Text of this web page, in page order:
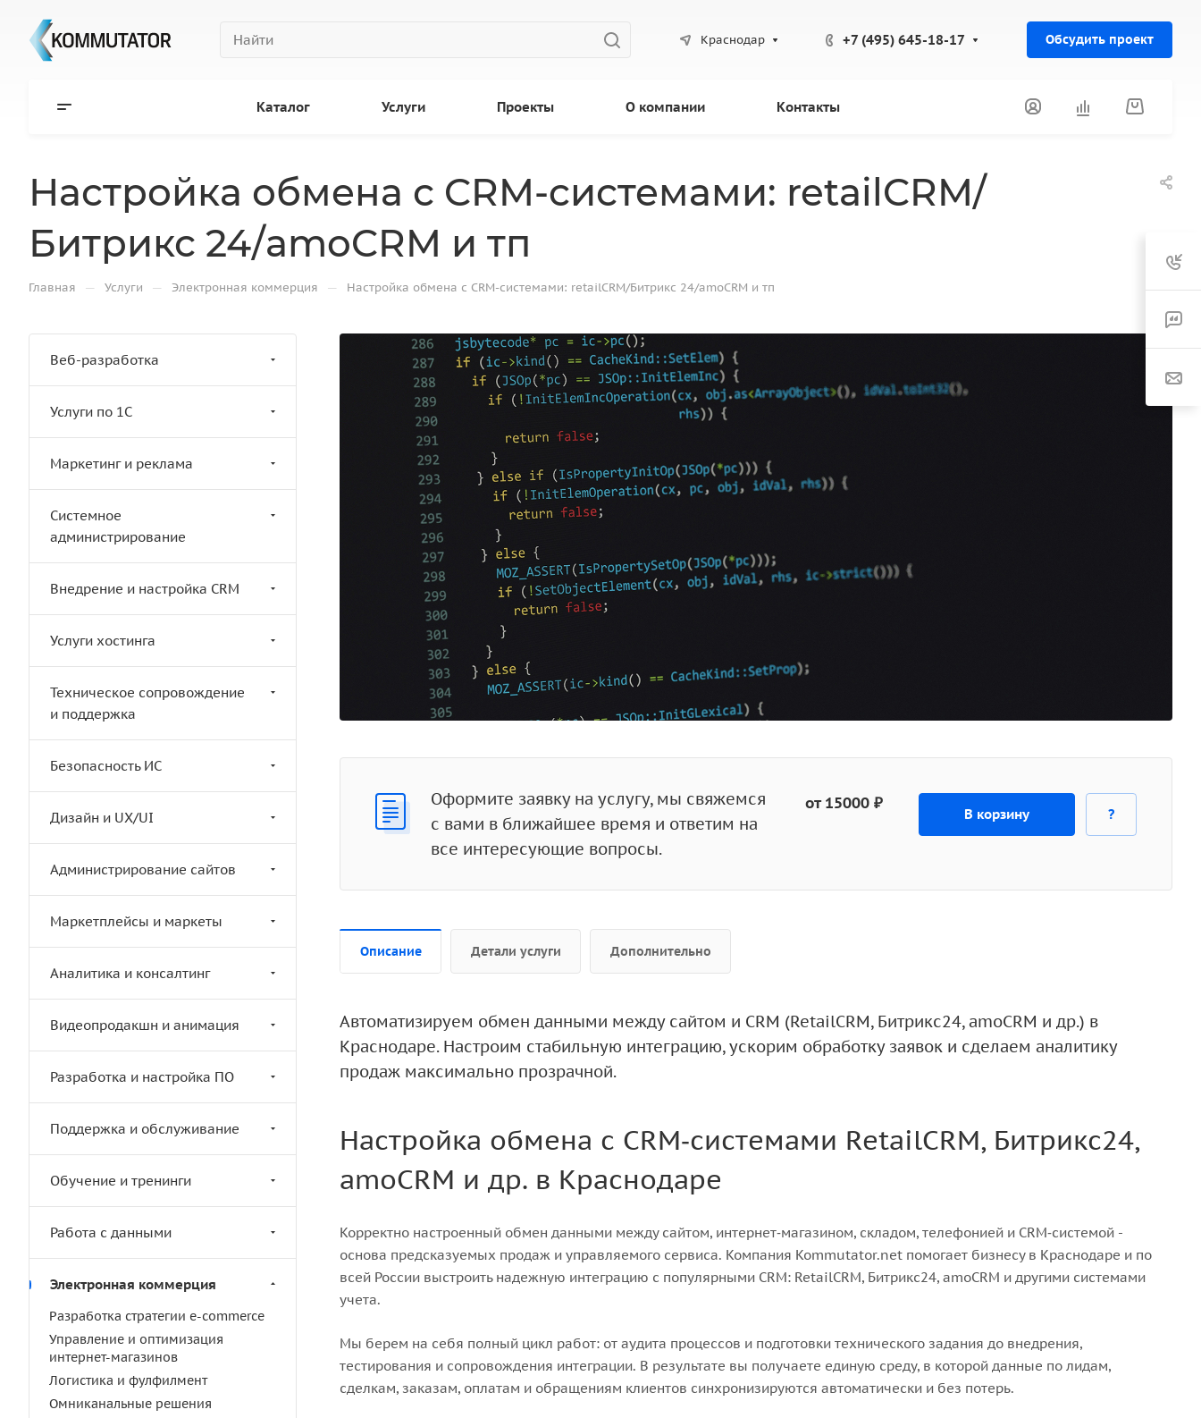
Краснодар +7 (495) 645-18-17 Обсудить проект
Каталог Услуги Проекты О компании Контакты
Настройка обмена с CRM-cистемами: retailCRM/
Битрикс 24/amoCRM и тп
Главная — Услуги — Электронная коммерция — Настройка обмена с CRM-cистемами: retailCRM/Битрикс 24/amoCRM и тп
Оформите заявку на услугу, мы свяжемся
с вами в ближайшее время и ответим на
все интересующие вопросы.
от 15000 ₽
В корзину ?
Описание Детали услуги Дополнительно
Автоматизируем обмен данными между сайтом и CRM (RetailCRM, Битрикс24, amoCRM и др.) в
Краснодаре. Настроим стабильную интеграцию, ускорим обработку заявок и сделаем аналитику
продаж максимально прозрачной.
Настройка обмена с CRM‑системами RetailCRM, Битрикс24,
amoCRM и др. в Краснодаре
Корректно настроенный обмен данными между сайтом, интернет‑магазином, складом, телефонией и CRM‑системой -
основа предсказуемых продаж и управляемого сервиса. Компания Kommutator.net помогает бизнесу в Краснодаре и по
всей России выстроить надежную интеграцию с популярными CRM: RetailCRM, Битрикс24, amoCRM и другими системами
учета.
Мы берем на себя полный цикл работ: от аудита процессов и подготовки технического задания до внедрения,
тестирования и сопровождения интеграции. В результате вы получаете единую среду, в которой данные по лидам,
сделкам, заказам, оплатам и обращениям клиентов синхронизируются автоматически и без потерь.
Веб-разработка
Услуги по 1С
Маркетинг и реклама
Системное
администрирование
Внедрение и настройка CRM
Услуги хостинга
Техническое сопровождение
и поддержка
Безопасность ИС
Дизайн и UX/UI
Администрирование сайтов
Маркетплейсы и маркеты
Аналитика и консалтинг
Видеопродакшн и анимация
Разработка и настройка ПО
Поддержка и обслуживание
Обучение и тренинги
Работа с данными
Электронная коммерция
Разработка стратегии e-commerce
Управление и оптимизация
интернет-магазинов
Логистика и фулфилмент
Омниканальные решения